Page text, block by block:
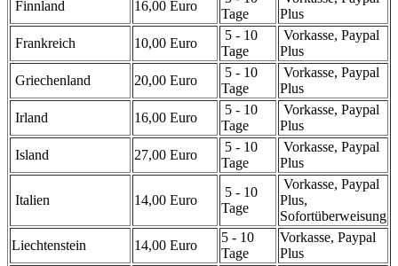
Finnland
16,00 Euro
Tage
Plus
Frankreich
10,00 Euro
5 - 10
Tage
Vorkasse, Paypal
Plus
Griechenland
20,00 Euro
5 - 10
Tage
Vorkasse, Paypal
Plus
Irland
16,00 Euro
5 - 10
Tage
Vorkasse, Paypal
Plus
Island
27,00 Euro
5 - 10
Tage
Vorkasse, Paypal
Plus
Italien 14,00 Euro
5 - 10
Tage
Vorkasse, Paypal
Plus,
Sofortüberweisung
Liechtenstein
14,00 Euro
5 - 10
Tage
Vorkasse, Paypal
Plus